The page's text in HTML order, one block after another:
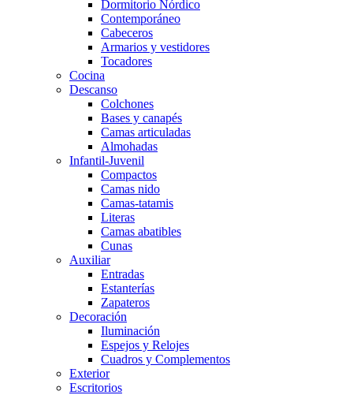
Dormitorio Nórdico
Contemporáneo
Cabeceros
Armarios y vestidores
Tocadores
Cocina
Descanso
Colchones
Bases y canapés
Camas articuladas
Almohadas
Infantil-Juvenil
Compactos
Camas nido
Camas-tatamis
Literas
Camas abatibles
Cunas
Auxiliar
Entradas
Estanterías
Zapateros
Decoración
Iluminación
Espejos y Relojes
Cuadros y Complementos
Exterior
Escritorios